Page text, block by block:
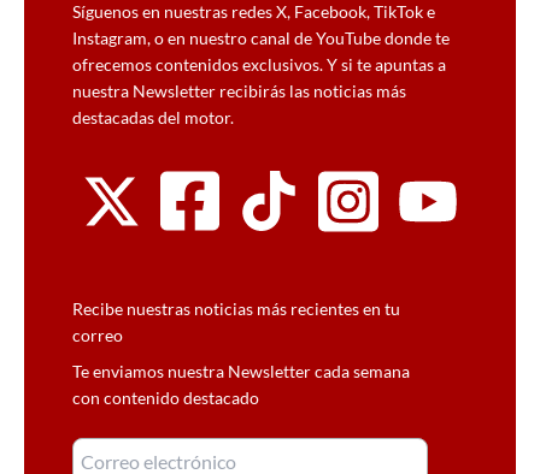
Síguenos en nuestras redes X, Facebook, TikTok e
Instagram, o en nuestro canal de YouTube donde te
ofrecemos contenidos exclusivos. Y si te apuntas a
nuestra Newsletter recibirás las noticias más
destacadas del motor.
Recibe nuestras noticias más recientes en tu
correo
Te enviamos nuestra Newsletter cada semana
con contenido destacado